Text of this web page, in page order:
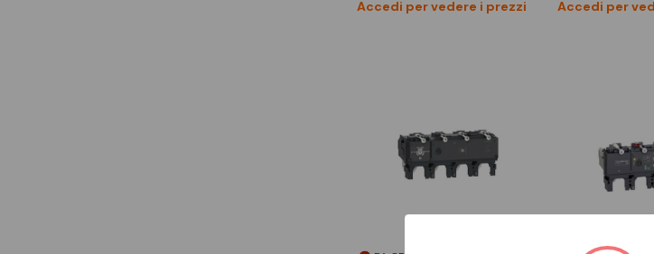
Accedi per vedere i prezzi
Confronta
Accedi per